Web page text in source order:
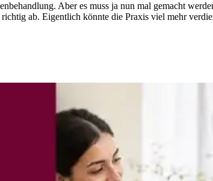
Aber es muss ja nun mal gemacht
ab. Eigentlich könnte die Praxis viel mehr